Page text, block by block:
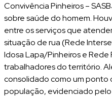
Convivência Pinheiros –
sobre saúde do homem.
entre os serviços que
situação de rua (Rede
Idosa Lapa/Pinheiros e Rede
trabalhadores do território.
consolidado como um ponto
população, evidenciado